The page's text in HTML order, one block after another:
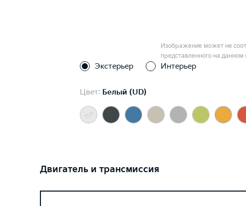
Изображение может не
представленного на данном
Экстерьер Интерьер
Цвет: Белый (UD)
Двигатель и трансмиссия